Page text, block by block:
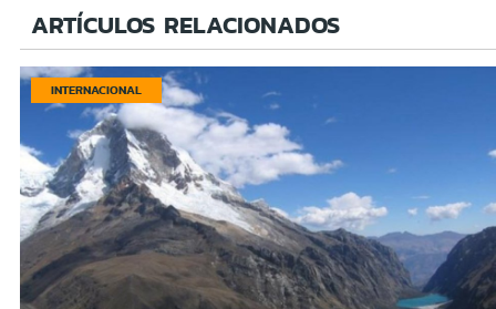
ARTÍCULOS RELACIONADOS
INTERNACIONAL